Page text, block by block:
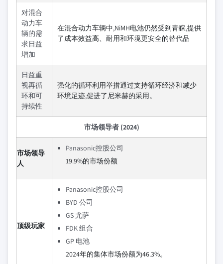
对混合
动力车
辆的需
求日益
增加
在混合动力车辆中,NiMH电池仍然受到青睐,提供
了成本效益高、耐用和环境更安全的替代品
日益重
视再循
环和可
持续性
强化的循环利用举措通过支持循环经济和减少
环境足迹,促进了尼米赫的采用。
市场领导者 (2024)
市场领导
人
Panasonic控股公司
19.9%的市场份额
顶级玩家
Panasonic控股公司
BYD 公司
GS 尤萨
FDK 组合
GP 电池
2024年的集体市场份额为46.3%。